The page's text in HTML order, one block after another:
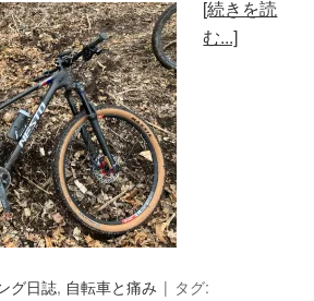
[続きを読
む...]
グ日誌, 自転車と痛み
タグ: